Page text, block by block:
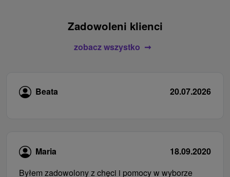
Zadowoleni klienci
zobacz wszystko
Beata 20.07.2026
Maria
18.09.2020
Byłem zadowolony z chęci i pomocy w wyborze